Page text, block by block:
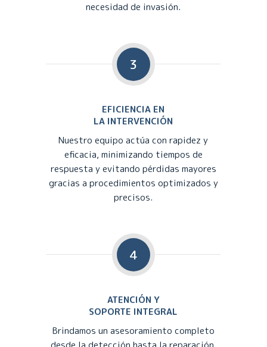
necesidad de invasión.
3
EFICIENCIA EN
LA INTERVENCIÓN
Nuestro equipo actúa con rapidez y
eficacia, minimizando tiempos de
respuesta y evitando pérdidas mayores
gracias a procedimientos optimizados y
precisos.
4
ATENCIÓN Y
SOPORTE INTEGRAL
Brindamos un asesoramiento completo